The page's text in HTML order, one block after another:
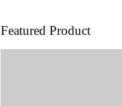
Featured Product